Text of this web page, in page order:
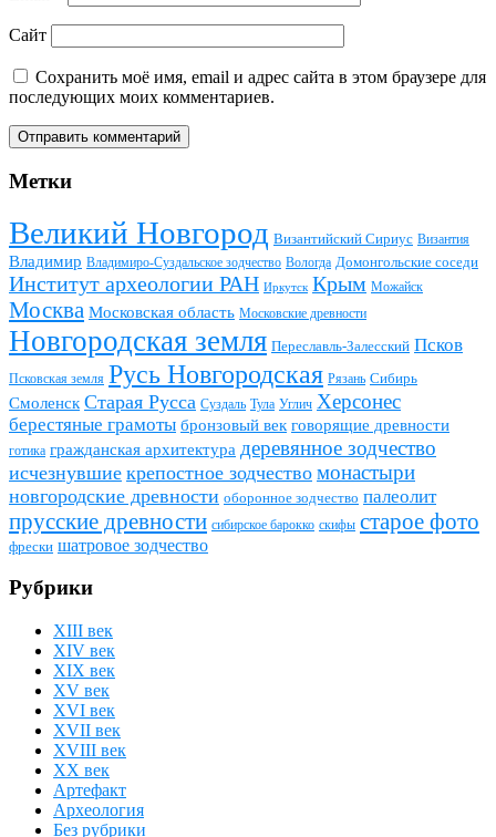
Сайт
Сохранить моё имя, email и адрес сайта в этом браузере для
последующих моих комментариев.
Метки
Великий Новгород Византийский Сириус Византия
Владимир Владимиро-Суздальское зодчество Вологда Домонгольские соседи
Институт археологии РАН Иркутск Крым Можайск
Москва Московская область Московские древности
Новгородская земля Переславль-Залесский Псков
Псковская земля Русь Новгородская Рязань Сибирь
Смоленск Старая Русса Суздаль Тула Углич Херсонес
берестяные грамоты бронзовый век говорящие древности
готика гражданская архитектура деревянное зодчество
исчезнувшие крепостное зодчество монастыри
новгородские древности оборонное зодчество палеолит
прусские древности сибирское барокко скифы старое фото
фрески шатровое зодчество
Рубрики
XIII век
XIV век
XIX век
XV век
XVI век
XVII век
XVIII век
XX век
Артефакт
Археология
Без рубрики